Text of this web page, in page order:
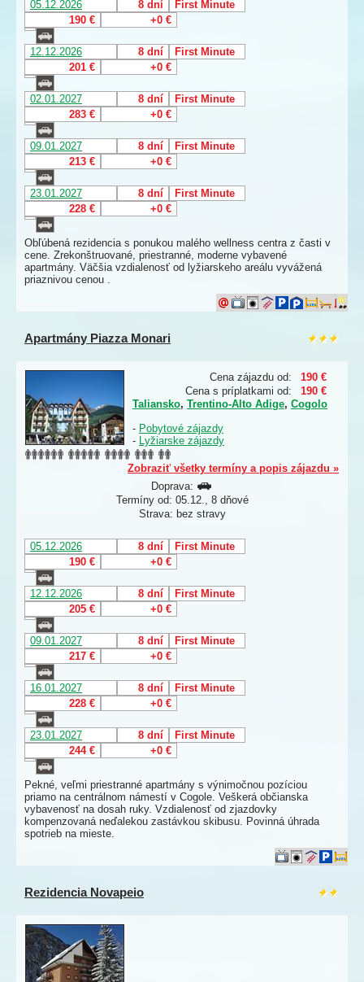
05.12.2026 8 dní
First Minute
190 €
+0 €
12.12.2026 8 dní
First Minute
201 €
+0 €
02.01.2027 8 dní
First Minute
283 €
+0 €
09.01.2027 8 dní
First Minute
213 €
+0 €
23.01.2027 8 dní
First Minute
228 €
+0 €
Obľúbená rezidencia s ponukou malého wellness centra z časti v
cene. Zrekonštruované, priestranné, moderne vybavené
apartmány. Väčšia vzdialenosť od lyžiarskeho areálu vyvážená
priaznivou cenou .
Apartmány Piazza Monari
Cena zájazdu od:
190 €
Cena s príplatkami od:
190 €
Taliansko, Trentino-Alto Adige, Cogolo
- Pobytové zájazdy
- Lyžiarske zájazdy
Zobraziť všetky termíny a popis zájazdu »
Doprava:
Termíny od: 05.12., 8 dňové
Strava: bez stravy
05.12.2026 8 dní
First Minute
190 €
+0 €
12.12.2026 8 dní
First Minute
205 €
+0 €
09.01.2027 8 dní
First Minute
217 €
+0 €
16.01.2027 8 dní
First Minute
228 €
+0 €
23.01.2027 8 dní
First Minute
244 €
+0 €
Pekné, veľmi priestranné apartmány s výnimočnou pozíciou
priamo na centrálnom námestí v Cogole. Veškerá občianska
vybavenosť na dosah ruky. Vzdialenosť od zjazdovky
kompenzovaná neďalekou zastávkou skibusu. Povinná úhrada
spotrieb na mieste.
Rezidencia Novapeio